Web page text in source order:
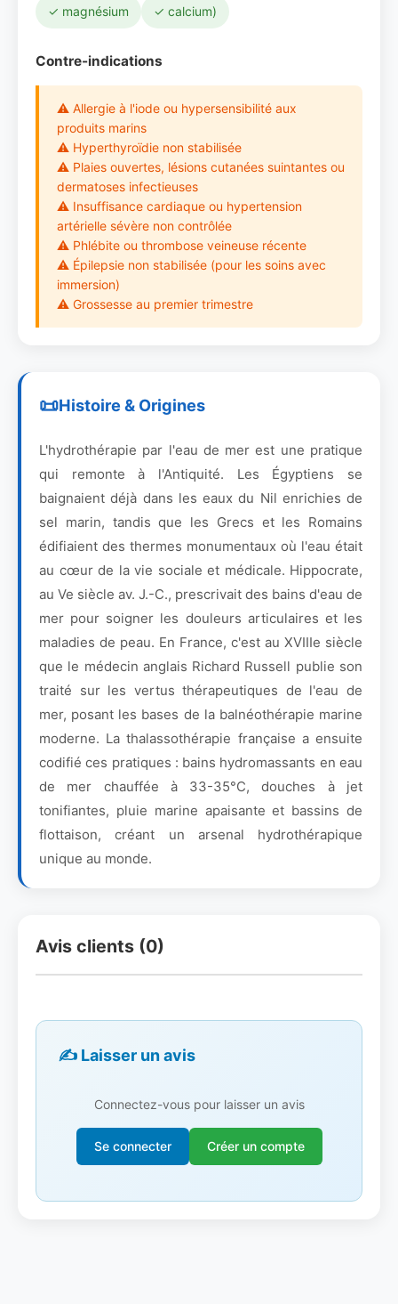
✓ magnésium ✓ calcium)
Contre-indications
⚠ Allergie à l'iode ou hypersensibilité aux
produits marins
⚠ Hyperthyroïdie non stabilisée
⚠ Plaies ouvertes, lésions cutanées suintantes ou
dermatoses infectieuses
⚠ Insuffisance cardiaque ou hypertension
artérielle sévère non contrôlée
⚠ Phlébite ou thrombose veineuse récente
⚠ Épilepsie non stabilisée (pour les soins avec
immersion)
⚠ Grossesse au premier trimestre
Histoire & Origines
L'hydrothérapie par l'eau de mer est une pratique
qui remonte à l'Antiquité. Les Égyptiens se
baignaient déjà dans les eaux du Nil enrichies de
sel marin, tandis que les Grecs et les Romains
édifiaient des thermes monumentaux où l'eau était
au cœur de la vie sociale et médicale. Hippocrate,
au Ve siècle av. J.-C., prescrivait des bains d'eau de
mer pour soigner les douleurs articulaires et les
maladies de peau. En France, c'est au XVIIIe siècle
que le médecin anglais Richard Russell publie son
traité sur les vertus thérapeutiques de l'eau de
mer, posant les bases de la balnéothérapie marine
moderne. La thalassothérapie française a ensuite
codifié ces pratiques : bains hydromassants en eau
de mer chauffée à 33-35°C, douches à jet
tonifiantes, pluie marine apaisante et bassins de
flottaison, créant un arsenal hydrothérapique
unique au monde.
Avis clients (0)
✍️ Laisser un avis
Connectez-vous pour laisser un avis
Se connecter Créer un compte